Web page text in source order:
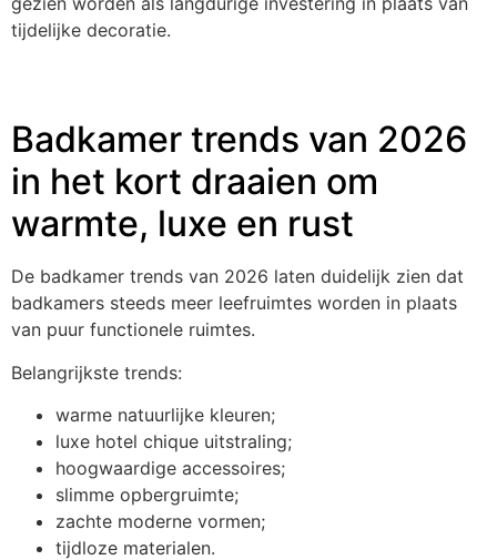
tijdelijke decoratie.
Badkamer trends van 2026
in het kort draaien om
warmte, luxe en rust
De badkamer trends van 2026 laten duidelijk zien dat
badkamers steeds meer leefruimtes worden in plaats
van puur functionele ruimtes.
Belangrijkste trends:
warme natuurlijke kleuren;
luxe hotel chique uitstraling;
hoogwaardige accessoires;
slimme opbergruimte;
zachte moderne vormen;
tijdloze materialen.